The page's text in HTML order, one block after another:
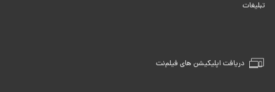
دریافت اپلیکیشن های فیلم‌نت
تبلیغات